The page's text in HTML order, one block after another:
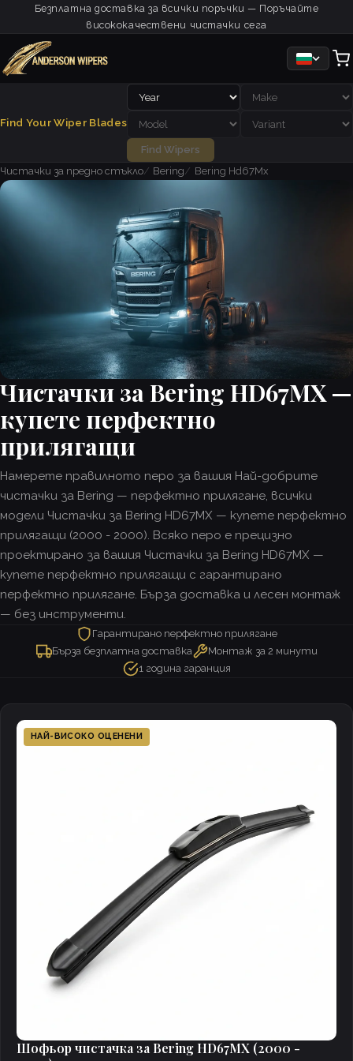
Безплатна доставка за всички поръчки — Поръчайте
висококачествени чистачки сега
Find Your Wiper Blades
Find Wipers
Чистачки за предно стъкло
Bering Bering Hd67Mx
Чистачки за Bering HD67MX —
купете перфектно
прилягащи
Намерете правилното перо за вашия Най-добрите
чистачки за Bering — перфектно прилягане, всички
модели Чистачки за Bering HD67MX — купете перфектно
прилягащи (2000 - 2000). Всяко перо е прецизно
проектирано за вашия Чистачки за Bering HD67MX —
купете перфектно прилягащи с гарантирано
перфектно прилягане. Бърза доставка и лесен монтаж
— без инструменти.
Гарантирано перфектно прилягане
Бърза безплатна доставка
Монтаж за 2 минути
1 година гаранция
НАЙ-ВИСОКО ОЦЕНЕНИ
Шофьор чистачка за Bering HD67MX (2000 -